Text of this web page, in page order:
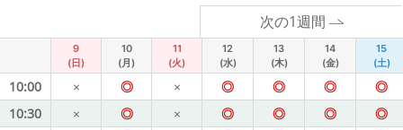
次の1週間
9
(日)
10
(月)
11
(火)
12
(水)
13
(木)
14
(金)
15
(土)
10:00 × ◎ × ◎ ◎ ◎
◎
10:30
× ◎ × ◎ ◎ ◎
◎